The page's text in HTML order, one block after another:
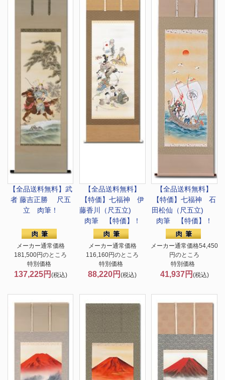
【全品送料無料】 武
者 藤吉正勝 尺五
立 肉筆！
メーカー通常価格
181,500円のところ
特別価格
137,225円 (税込)
【全品送料無料】
【特価】 七福神 伊
藤香川（尺五立)
肉筆 【特価】！
メーカー通常価格
116,160円のところ
特別価格
88,220円(税込)
【全品送料無料】
【特価】七福神 石
田松仙（尺五立)
肉筆 【特価】！
メーカー通常価格54,450
円のところ
特別価格
41,937円 (税込)